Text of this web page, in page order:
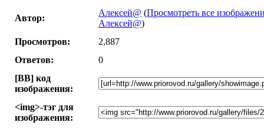
Автор:
Алексей@ (Просмотреть все
Алексей@)
Просмотров:
2,887
Ответов:
0
[BB] код
изображения:
<img>-тэг для
изображения: